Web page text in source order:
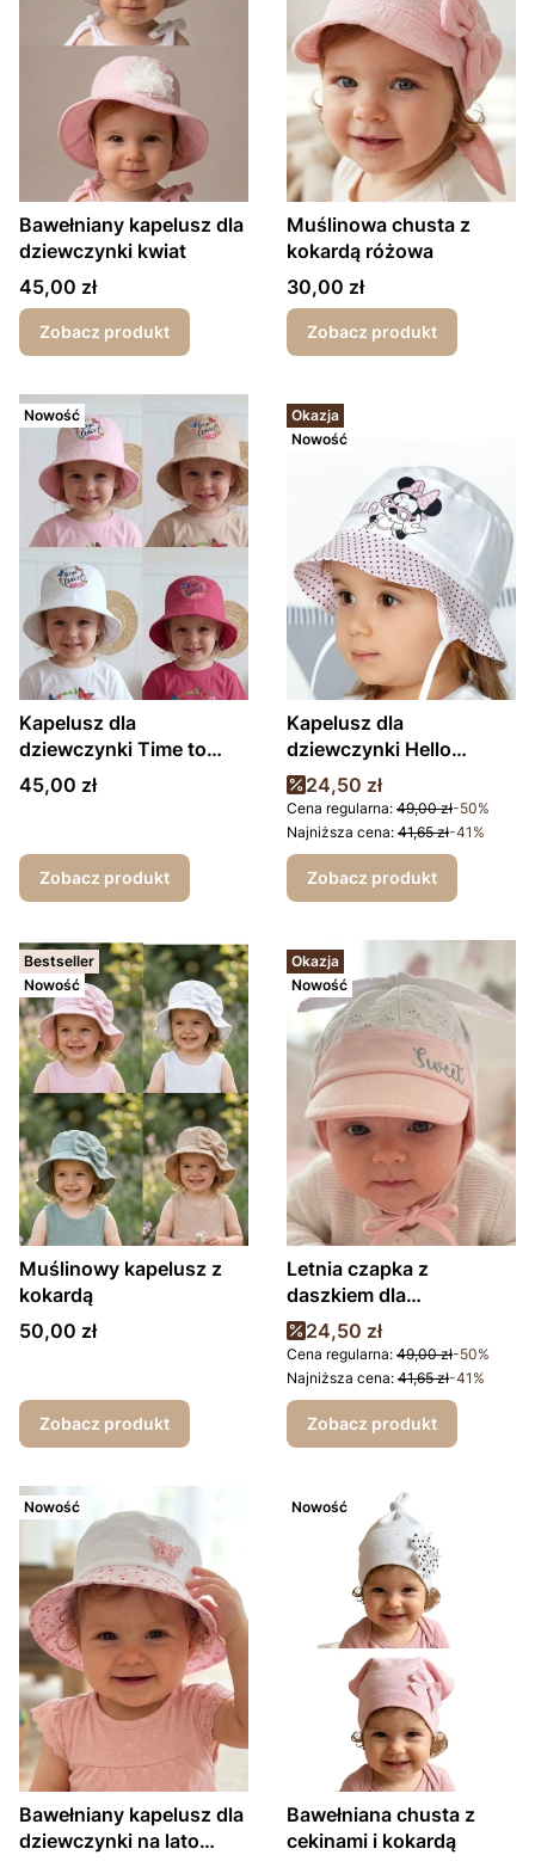
Bawełniany kapelusz dla
dziewczynki kwiat
Cena
45,00 zł
Zobacz produkt
Muślinowa chusta z
kokardą różowa
Cena
30,00 zł
Zobacz produkt
Nowość
Kapelusz dla
dziewczynki Time to
travel
Cena
45,00 zł
Zobacz produkt
Okazja
Nowość
Kapelusz dla
dziewczynki Hello
różowy
Cena promocyjna
24,50 zł
Cena regularna: 49,00 zł-50%
Najniższa cena: 41,65 zł-41%
Zobacz produkt
Bestseller
Nowość
Muślinowy kapelusz z
kokardą
Cena
50,00 zł
Zobacz produkt
Okazja
Nowość
Letnia czapka z
daszkiem dla
dziewczynki Sweet
Cena promocyjna
24,50 zł
Cena regularna: 49,00 zł-50%
Najniższa cena: 41,65 zł-41%
Zobacz produkt
Nowość
Bawełniany kapelusz dla
dziewczynki na lato
Nowość
Bawełniana chusta z
cekinami i kokardą